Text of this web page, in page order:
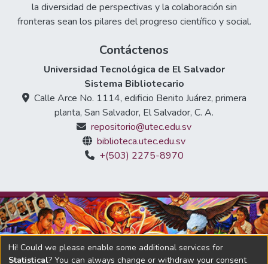
la diversidad de perspectivas y la colaboración sin
fronteras sean los pilares del progreso científico y social.
Contáctenos
Universidad Tecnológica de El Salvador
Sistema Bibliotecario
Calle Arce No. 1114, edificio Benito Juárez, primera
planta, San Salvador, El Salvador, C. A.
repositorio@utec.edu.sv
biblioteca.utec.edu.sv
+(503) 2275-8970
Hi! Could we please enable some additional services for
Statistical? You can always change or withdraw your consent